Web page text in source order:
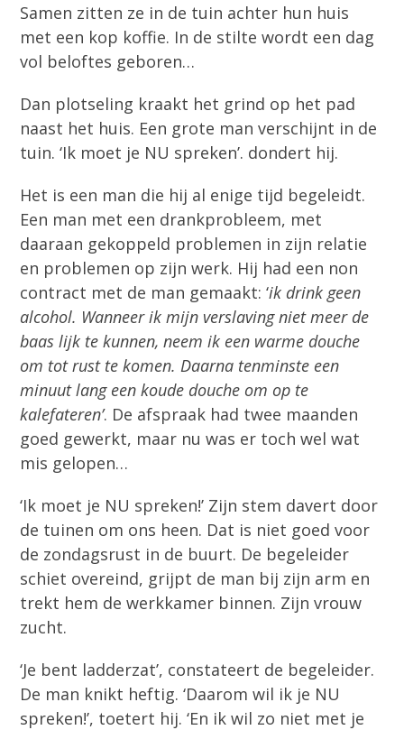
Samen zitten ze in de tuin achter hun huis
met een kop koffie. In de stilte wordt een dag
vol beloftes geboren…
Dan plotseling kraakt het grind op het pad
naast het huis. Een grote man verschijnt in de
tuin. ‘Ik moet je NU spreken’. dondert hij.
Het is een man die hij al enige tijd begeleidt.
Een man met een drankprobleem, met
daaraan gekoppeld problemen in zijn relatie
en problemen op zijn werk. Hij had een non
contract met de man gemaakt: ‘ik drink geen
alcohol. Wanneer ik mijn verslaving niet meer de
baas lijk te kunnen, neem ik een warme douche
om tot rust te komen. Daarna tenminste een
minuut lang een koude douche om op te
kalefateren’. De afspraak had twee maanden
goed gewerkt, maar nu was er toch wel wat
mis gelopen…
‘Ik moet je NU spreken!’ Zijn stem davert door
de tuinen om ons heen. Dat is niet goed voor
de zondagsrust in de buurt. De begeleider
schiet overeind, grijpt de man bij zijn arm en
trekt hem de werkkamer binnen. Zijn vrouw
zucht.
‘Je bent ladderzat’, constateert de begeleider.
De man knikt heftig. ‘Daarom wil ik je NU
spreken!’, toetert hij. ‘En ik wil zo niet met je